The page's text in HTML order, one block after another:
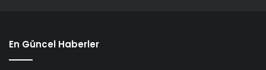
En Güncel Haberler